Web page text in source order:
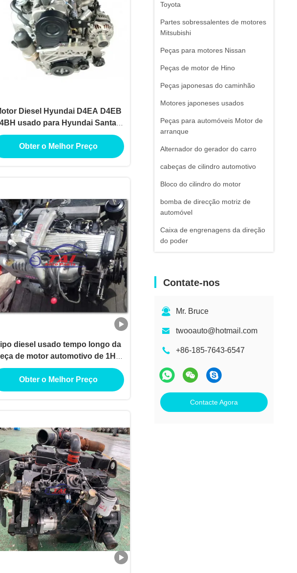
Toyota
Partes sobressalentes de motores
Mitsubishi
Peças para motores Nissan
Peças de motor de Hino
Peças japonesas do caminhão
Motores japoneses usados
Peças para automóveis Motor de
arranque
Alternador do gerador do carro
cabeças de cilindro automotivo
Bloco do cilindro do motor
bomba de direcção motriz de
automóvel
Caixa de engrenagens da direção
do poder
Partes de transmissão automática
construção
Equipamento de engenharia da
Contate-nos
Mr. Bruce
twooauto@hotmail.com
+86-185-7643-6547
Contacte Agora
Diesel Hyundai D4EA D4EB
usado para Hyundai Santafe
2.0
Obter o Melhor Preço
diesel usado tempo longo da
de motor automotivo de 1HD
1HDFT do material contínuo
Obter o Melhor Preço